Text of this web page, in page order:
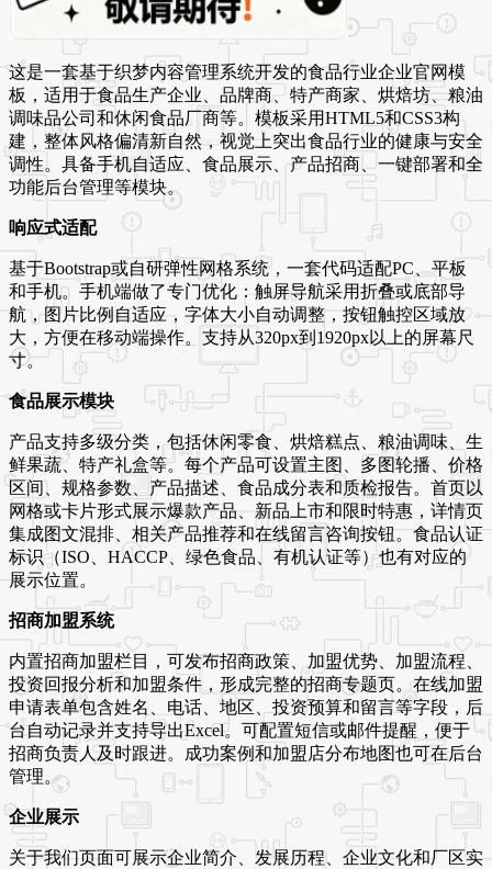
这是一套基于织梦内容管理系统开发的食品行业企业官网模
板，适用于食品生产企业、品牌商、特产商家、烘焙坊、粮油
调味品公司和休闲食品厂商等。模板采用HTML5和CSS3构
建，整体风格偏清新自然，视觉上突出食品行业的健康与安全
调性。具备手机自适应、食品展示、产品招商、一键部署和全
功能后台管理等模块。
响应式适配
基于Bootstrap或自研弹性网格系统，一套代码适配PC、平板
和手机。手机端做了专门优化：触屏导航采用折叠或底部导
航，图片比例自适应，字体大小自动调整，按钮触控区域放
大，方便在移动端操作。支持从320px到1920px以上的屏幕尺
寸。
食品展示模块
产品支持多级分类，包括休闲零食、烘焙糕点、粮油调味、生
鲜果蔬、特产礼盒等。每个产品可设置主图、多图轮播、价格
区间、规格参数、产品描述、食品成分表和质检报告。首页以
网格或卡片形式展示爆款产品、新品上市和限时特惠，详情页
集成图文混排、相关产品推荐和在线留言咨询按钮。食品认证
标识（ISO、HACCP、绿色食品、有机认证等）也有对应的
展示位置。
招商加盟系统
内置招商加盟栏目，可发布招商政策、加盟优势、加盟流程、
投资回报分析和加盟条件，形成完整的招商专题页。在线加盟
申请表单包含姓名、电话、地区、投资预算和留言等字段，后
台自动记录并支持导出Excel。可配置短信或邮件提醒，便于
招商负责人及时跟进。成功案例和加盟店分布地图也可在后台
管理。
企业展示
关于我们页面可展示企业简介、发展历程、企业文化和厂区实